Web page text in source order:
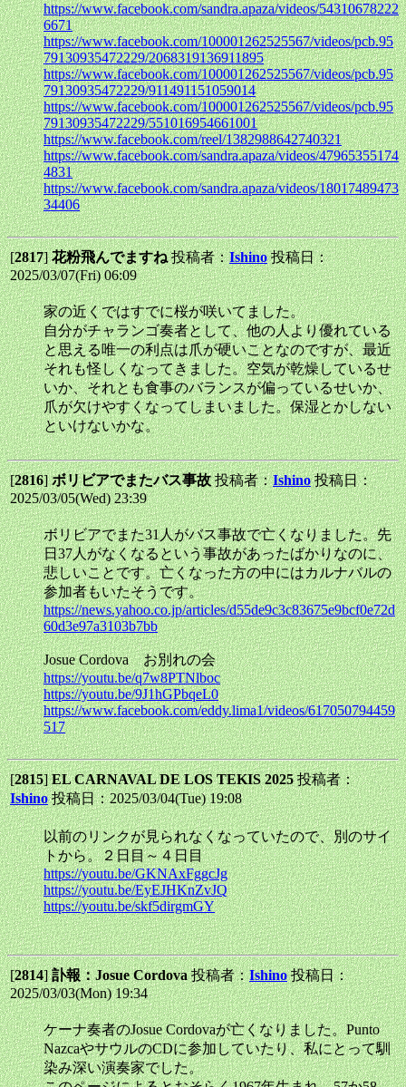
https://www.facebook.com/sandra.apaza/videos/54310678222
6671
https://www.facebook.com/100001262525567/videos/pcb.95
79130935472229/2068319136911895
https://www.facebook.com/100001262525567/videos/pcb.95
79130935472229/911491151059014
https://www.facebook.com/100001262525567/videos/pcb.95
79130935472229/551016954661001
https://www.facebook.com/reel/1382988642740321
https://www.facebook.com/sandra.apaza/videos/47965355174
4831
https://www.facebook.com/sandra.apaza/videos/18017489473
34406
[2817]花粉飛んでますね投稿者：Ishino 投稿日：
2025/03/07(Fri) 06:09
家の近くではすでに桜が咲いてました。
自分がチャランゴ奏者として、他の人より優れている
と思える唯一の利点は爪が硬いことなのですが、最近
それも怪しくなってきました。空気が乾燥しているせ
いか、それとも食事のバランスが偏っているせいか、
爪が欠けやすくなってしまいました。保湿とかしない
といけないかな。
[2816]ボリビアでまたバス事故投稿者：Ishino 投稿日：
2025/03/05(Wed) 23:39
ボリビアでまた31人がバス事故で亡くなりました。先
日37人がなくなるという事故があったばかりなのに、
悲しいことです。亡くなった方の中にはカルナバルの
参加者もいたそうです。
https://news.yahoo.co.jp/articles/d55de9c3c83675e9bcf0e72d
60d3e97a3103b7bb
Josue Cordova お別れの会
https://youtu.be/q7w8PTNlboc
https://youtu.be/9J1hGPbqeL0
https://www.facebook.com/eddy.lima1/videos/617050794459
517
[2815]EL CARNAVAL DE LOS TEKIS 2025投稿者：
Ishino 投稿日：2025/03/04(Tue) 19:08
以前のリンクが見られなくなっていたので、別のサイ
トから。２日目～４日目
https://youtu.be/GKNAxFggcJg
https://youtu.be/EyEJHKnZvJQ
https://youtu.be/skf5dirgmGY
[2814]訃報：Josue Cordova投稿者：Ishino 投稿日：
2025/03/03(Mon) 19:34
ケーナ奏者のJosue Cordovaが亡くなりました。Punto
NazcaやサウルのCDに参加していたり、私にとって馴
染み深い演奏家でした。